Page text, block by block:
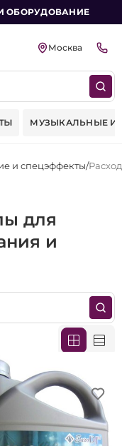
ОБОРУДОВАНИЕ
Москва
ФЕРМЫ-
и спецэффекты
для
и